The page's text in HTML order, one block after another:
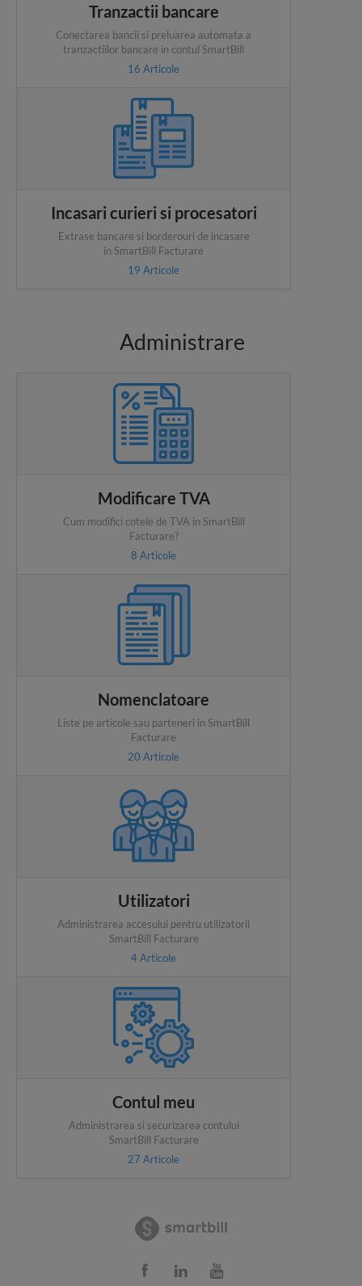
Tranzactii bancare
Conectarea bancii si preluarea automata a
tranzactiilor bancare in contul SmartBill
16 Articole
Incasari curieri si procesatori
Extrase bancare si borderouri de incasare
in SmartBill Facturare
19 Articole
Administrare
Modificare TVA
Cum modifici cotele de TVA in SmartBill
Facturare?
8 Articole
Nomenclatoare
Liste pe articole sau parteneri in SmartBill
Facturare
20 Articole
Utilizatori
Administrarea accesului pentru utilizatorii
SmartBill Facturare
4Articole
Contul meu
Administrarea si securizarea contului
SmartBill Facturare
27 Articole